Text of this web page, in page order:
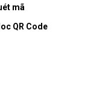
mã
QR Code